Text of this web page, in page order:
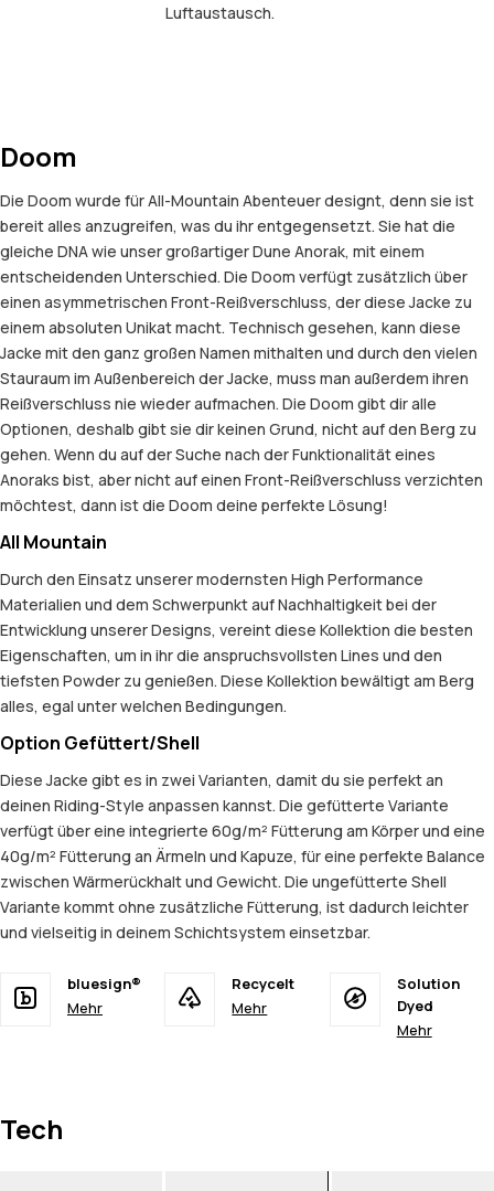
Luftaustausch.
Doom
Die Doom wurde für All-Mountain Abenteuer designt, denn sie ist
bereit alles anzugreifen, was du ihr entgegensetzt. Sie hat die
gleiche DNA wie unser großartiger Dune Anorak, mit einem
entscheidenden Unterschied. Die Doom verfügt zusätzlich über
einen asymmetrischen Front-Reißverschluss, der diese Jacke zu
einem absoluten Unikat macht. Technisch gesehen, kann diese
Jacke mit den ganz großen Namen mithalten und durch den vielen
Stauraum im Außenbereich der Jacke, muss man außerdem ihren
Reißverschluss nie wieder aufmachen. Die Doom gibt dir alle
Optionen, deshalb gibt sie dir keinen Grund, nicht auf den Berg zu
gehen. Wenn du auf der Suche nach der Funktionalität eines
Anoraks bist, aber nicht auf einen Front-Reißverschluss verzichten
möchtest, dann ist die Doom deine perfekte Lösung!
All Mountain
Durch den Einsatz unserer modernsten High Performance
Materialien und dem Schwerpunkt auf Nachhaltigkeit bei der
Entwicklung unserer Designs, vereint diese Kollektion die besten
Eigenschaften, um in ihr die anspruchsvollsten Lines und den
tiefsten Powder zu genießen. Diese Kollektion bewältigt am Berg
alles, egal unter welchen Bedingungen.
Option Gefüttert/Shell
Diese Jacke gibt es in zwei Varianten, damit du sie perfekt an
deinen Riding-Style anpassen kannst. Die gefütterte Variante
verfügt über eine integrierte 60g/m² Fütterung am Körper und eine
40g/m² Fütterung an Ärmeln und Kapuze, für eine perfekte Balance
zwischen Wärmerückhalt und Gewicht. Die ungefütterte Shell
Variante kommt ohne zusätzliche Fütterung, ist dadurch leichter
und vielseitig in deinem Schichtsystem einsetzbar.
bluesign®
Mehr
Recycelt
Mehr
Solution
Dyed
Mehr
Tech